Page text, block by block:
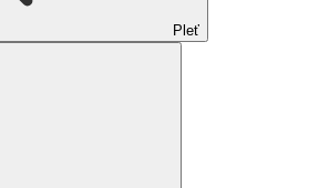
Pleť